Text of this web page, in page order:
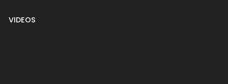
VIDEOS